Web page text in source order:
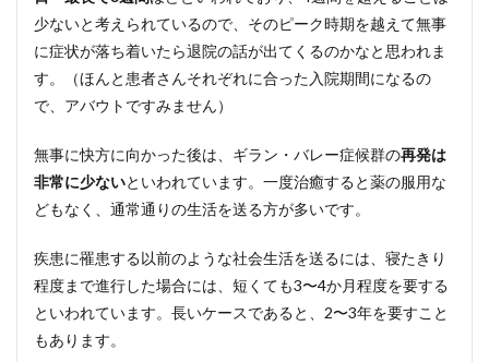
少ないと考えられているので、そのピーク時期を越えて無事
に症状が落ち着いたら退院の話が出てくるのかなと思われま
す。（ほんと患者さんそれぞれに合った入院期間になるの
で、アバウトですみません）
無事に快方に向かった後は、ギラン・バレー症候群の再発は
非常に少ないといわれています。一度治癒すると薬の服用な
どもなく、通常通りの生活を送る方が多いです。
疾患に罹患する以前のような社会生活を送るには、寝たきり
程度まで進行した場合には、短くても3〜4か月程度を要する
といわれています。長いケースであると、2〜3年を要すこと
もあります。